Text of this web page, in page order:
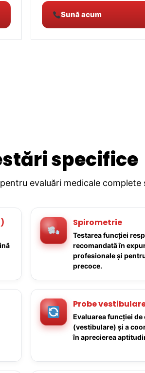
Sună acum
specifice
evaluări medicale
Spirometrie
Testarea funcției
recomandată în
profesionale și
precoce.
Probe
Evaluarea funcției
(vestibulare) și a
în aprecierea